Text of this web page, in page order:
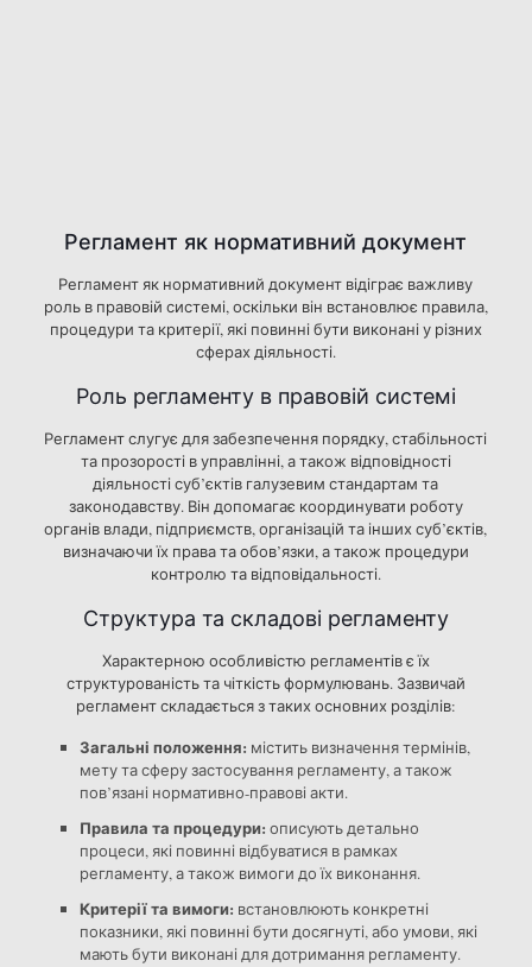
Регламент як нормативний документ
Регламент як нормативний документ відіграє важливу
роль в правовій системі, оскільки він встановлює правила,
процедури та критерії, які повинні бути виконані у різних
сферах діяльності.
Роль регламенту в правовій системі
Регламент слугує для забезпечення порядку, стабільності
та прозорості в управлінні, а також відповідності
діяльності суб’єктів галузевим стандартам та
законодавству. Він допомагає координувати роботу
органів влади, підприємств, організацій та інших суб’єктів,
визначаючи їх права та обов’язки, а також процедури
контролю та відповідальності.
Структура та складові регламенту
Характерною особливістю регламентів є їх
структурованість та чіткість формулювань. Зазвичай
регламент складається з таких основних розділів:
Загальні положення: містить визначення термінів,
мету та сферу застосування регламенту, а також
пов’язані нормативно-правові акти.
Правила та процедури: описують детально
процеси, які повинні відбуватися в рамках
регламенту, а також вимоги до їх виконання.
Критерії та вимоги: встановлюють конкретні
показники, які повинні бути досягнуті, або умови, які
мають бути виконані для дотримання регламенту.